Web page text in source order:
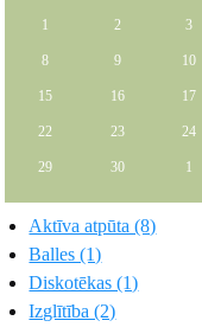
1 2 3
8 9 10
15 16 17
22 23 24
29 30 1
Aktīva atpūta (8)
Balles (1)
Diskotēkas (1)
Izglītība (2)